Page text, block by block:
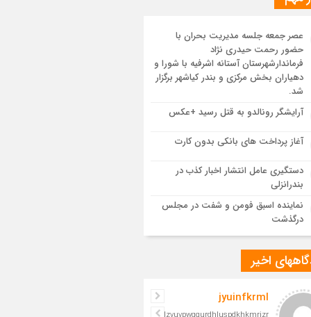
پیکر مطهر رهبر شهید انقلاب در مسجد
یکپارچه در سوگ و حماسه؛ بدرقه باشکوه
مجاهد
مدرسه نواب تا باغ وکیل؛ آغاز رفاقت ۷۰ ساله
قربانی با رهبرشهید
عصر جمعه جلسه مدیریت بحران با
حضور رحمت حیدری نژاد
فرماندارشهرستان آستانه اشرفیه با شورا و
دهیاران بخش مرکزی و بندر کیاشهر برگزار
شد.
آرایشگر رونالدو به قتل رسید +عکس
آغاز پرداخت های بانکی بدون کارت
دستگیری عامل انتشار اخبار کذب در
بندرانزلی
نماینده اسبق فومن و شفت در مجلس
درگذشت
اخیر
jyuinfkrml